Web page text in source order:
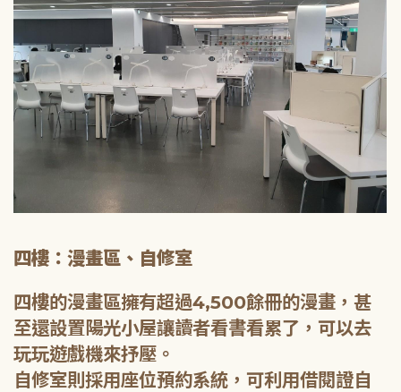
四樓：漫畫區、自修室
四樓的漫畫區擁有超過4,500餘冊的漫畫，甚
至還設置陽光小屋讓讀者看書看累了，可以去
玩玩遊戲機來抒壓。
自修室則採用座位預約系統，可利用借閱證自